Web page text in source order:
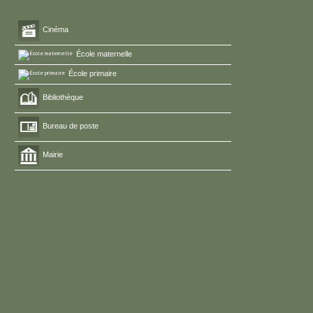
Cinéma
École maternelle
École primaire
Bibliothèque
Bureau de poste
Mairie